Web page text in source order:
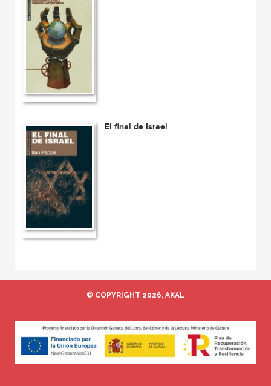
El final de Israel
© COPYRIGHT 2026, AKAL